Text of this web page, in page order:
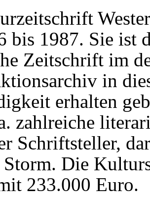
bis 1987. Sie ist
Zeitschrift im
in
erhalten
zahlreiche
Schriftsteller,
Die
233.000 Euro.